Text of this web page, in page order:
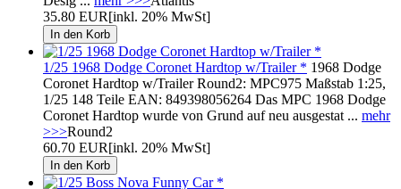
35.80 EUR[inkl. 20% MwSt]
1/25 1968 Dodge Coronet Hardtop w/Trailer * 1968 Dodge
Coronet Hardtop w/Trailer Round2: MPC975 Maßstab 1:25,
1/25 148 Teile EAN: 849398056264 Das MPC 1968 Dodge
Coronet Hardtop wurde von Grund auf neu ausgestat ... mehr
>>>Round2
60.70 EUR[inkl. 20% MwSt]